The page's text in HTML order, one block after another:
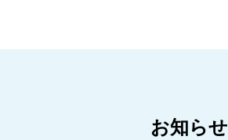
お知らせ